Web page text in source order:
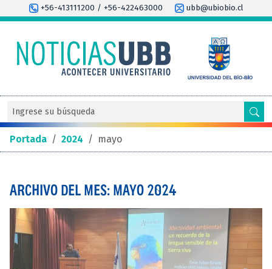
+56-413111200 / +56-422463000 ubb@ubiobio.cl
Portada / 2024 / mayo
ARCHIVO DEL MES: MAYO 2024